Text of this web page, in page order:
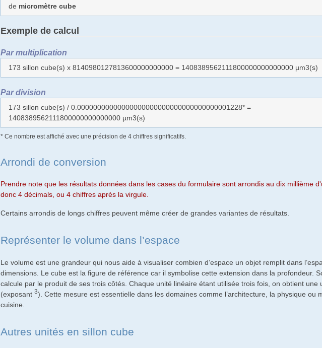
de micromètre cube
Exemple de calcul
Par multiplication
173 sillon cube(s) x 8140980127813600000000000 = 1408389562111800000000000000 µm3(s)
Par division
173 sillon cube(s) / 0.00000000000000000000000000000000000001228* =
1408389562111800000000000000 µm3(s)
* Ce nombre est affiché avec une précision de 4 chiffres significatifs.
Arrondi de conversion
Prendre note que les résultats données dans les cases du formulaire sont arrondis au dix millième
donc 4 décimals, ou 4 chiffres après la virgule.
Certains arrondis de longs chiffres peuvent même créer de grandes variantes de résultats.
Représenter le volume dans l’espace
Le volume est une grandeur qui nous aide à visualiser combien d’espace un objet remplit dans
dimensions. Le cube est la figure de référence car il symbolise cette extension dans la profondeur.
calcule par le produit de ses trois côtés. Chaque unité linéaire étant utilisée trois fois, on obtient une
(exposant3). Cette mesure est essentielle dans les domaines comme l’architecture, la physique ou
cuisine.
Autres unités en sillon cube